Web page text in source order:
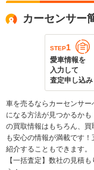
カーセンサー
STEP1
愛車情報を
入力して
査定申し込み
車を売るならカーセンサ
になる方法が見つかるか
の買取情報はもちろん、
も安心の情報が満載です
紹介することもできます。
【一括査定】数社の見積